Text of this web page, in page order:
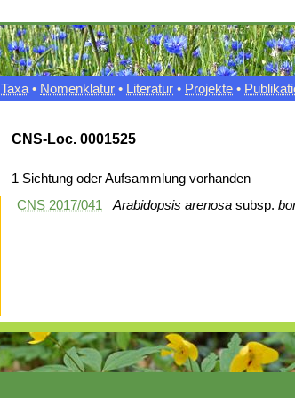
Taxa • Nomenklatur • Literatur • Projekte •
CNS-Loc. 0001525
1 Sichtung oder Aufsammlung vorhanden
CNS 2017/041 Arabidopsis arenosa subsp.